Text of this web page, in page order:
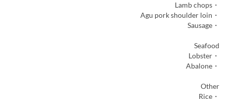
・Lamb chops
・Agu pork shoulder loin
・Sausage
Seafood
・Lobster
・Abalone
Other
・Rice